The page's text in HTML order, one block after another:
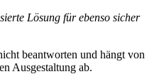
Lösung für ebenso sicher
beantworten und hängt von
Ausgestaltung ab.